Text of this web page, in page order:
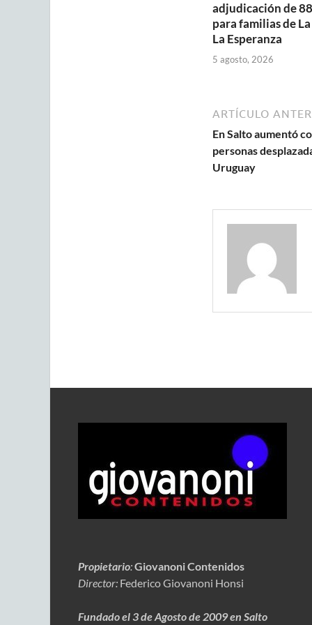
adjudicación de
para familias de
La Esperanza
5 agosto, 2026
ARTÍCULO
En Salto aumentó
personas
Uruguay
Propietario:Giovanoni Contenidos
Director: Federico Giovanoni Honsi
Fundado el 3 de Agosto de 2009 en Salto